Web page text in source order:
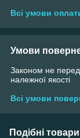
Всі умови
Умови
Законом не
належної якості
Всі умови
Подібні